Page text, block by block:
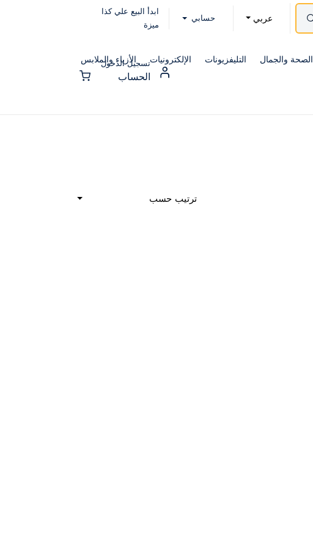
عربي حسابي
ابدأ البيع علي كذا
ميزة
الصحة والجمال التليفزيونات الإلكترونيات الأزياء والملابس
تسجيل الدخول
الحساب
ترتيب حسب